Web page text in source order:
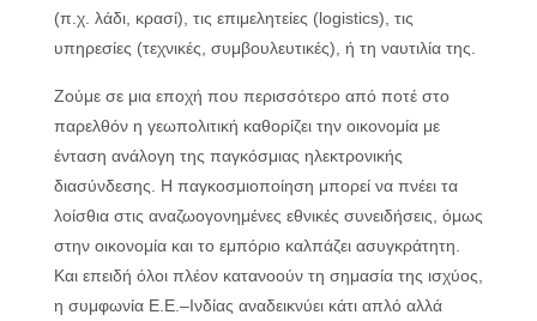
(π.χ. λάδι, κρασί), τις επιμελητείες (logistics), τις
υπηρεσίες (τεχνικές, συμβουλευτικές), ή τη ναυτιλία της.
Ζούμε σε μια εποχή που περισσότερο από ποτέ στο
παρελθόν η γεωπολιτική καθορίζει την οικονομία με
ένταση ανάλογη της παγκόσμιας ηλεκτρονικής
διασύνδεσης. Η παγκοσμιοποίηση μπορεί να πνέει τα
λοίσθια στις αναζωογονημένες εθνικές συνειδήσεις, όμως
στην οικονομία και το εμπόριο καλπάζει ασυγκράτητη.
Και επειδή όλοι πλέον κατανοούν τη σημασία της ισχύος,
η συμφωνία Ε.Ε.–Ινδίας αναδεικνύει κάτι απλό αλλά